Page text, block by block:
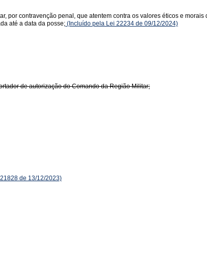
por contravenção penal, que atentem contra os valores éticos e
até a data da posse; (Incluído pela Lei 22234 de 09/12/2024)
de autorização do Comando da Região Militar;
de 13/12/2023)